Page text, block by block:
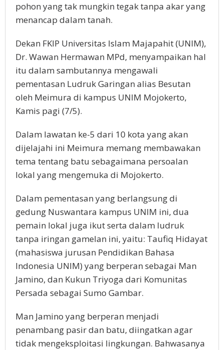
pohon yang tak mungkin tegak tanpa akar yang
menancap dalam tanah.
Dekan FKIP Universitas Islam Majapahit (UNIM),
Dr. Wawan Hermawan MPd, menyampaikan hal
itu dalam sambutannya mengawali
pementasan Ludruk Garingan alias Besutan
oleh Meimura di kampus UNIM Mojokerto,
Kamis pagi (7/5).
Dalam lawatan ke-5 dari 10 kota yang akan
dijelajahi ini Meimura memang membawakan
tema tentang batu sebagaimana persoalan
lokal yang mengemuka di Mojokerto.
Dalam pementasan yang berlangsung di
gedung Nuswantara kampus UNIM ini, dua
pemain lokal juga ikut serta dalam ludruk
tanpa iringan gamelan ini, yaitu: Taufiq Hidayat
(mahasiswa jurusan Pendidikan Bahasa
Indonesia UNIM) yang berperan sebagai Man
Jamino, dan Kukun Triyoga dari Komunitas
Persada sebagai Sumo Gambar.
Man Jamino yang berperan menjadi
penambang pasir dan batu, diingatkan agar
tidak mengeksploitasi lingkungan. Bahwasanya